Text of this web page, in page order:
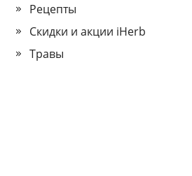
Рецепты
Скидки и акции iHerb
Травы